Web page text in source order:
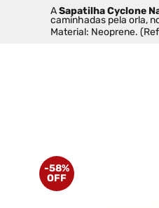
A Sapatilha Cyclone
caminhadas pela orla,
Material: Neoprene.
-58%